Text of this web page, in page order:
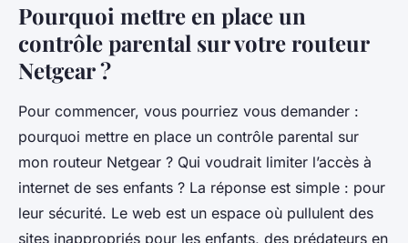
Pourquoi mettre en place un
contrôle parental sur votre routeur
Netgear ?
Pour commencer, vous pourriez vous demander :
pourquoi mettre en place un contrôle parental sur
mon routeur Netgear ? Qui voudrait limiter l’accès à
internet de ses enfants ? La réponse est simple : pour
leur sécurité. Le web est un espace où pullulent des
sites inappropriés pour les enfants, des prédateurs en